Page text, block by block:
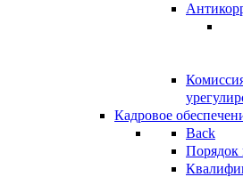
Кадровое
Back
Порядок